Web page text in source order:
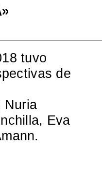
tuvo
de
Nuria
Eva